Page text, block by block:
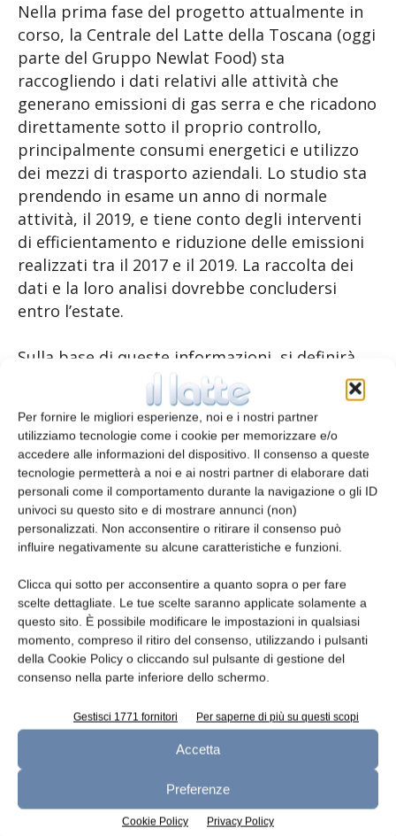
Per fornire le migliori esperienze, noi e i nostri partner
utilizziamo tecnologie come i cookie per memorizzare e/o
accedere alle informazioni del dispositivo. Il consenso a queste
tecnologie permetterà a noi e ai nostri partner di elaborare dati
personali come il comportamento durante la navigazione o gli ID
univoci su questo sito e di mostrare annunci (non)
personalizzati. Non acconsentire o ritirare il consenso può
influire negativamente su alcune caratteristiche e funzioni.
Clicca qui sotto per acconsentire a quanto sopra o per fare
scelte dettagliate. Le tue scelte saranno applicate solamente a
questo sito. È possibile modificare le impostazioni in qualsiasi
momento, compreso il ritiro del consenso, utilizzando i pulsanti
della Cookie Policy o cliccando sul pulsante di gestione del
consenso nella parte inferiore dello schermo.
Gestisci 1771 fornitori Per saperne di più su questi scopi
Accetta
Preferenze
Cookie Policy Privacy Policy
Nella prima fase del progetto attualmente in
corso, la Centrale del Latte della Toscana (oggi
parte del Gruppo Newlat Food) sta
raccogliendo i dati relativi alle attività che
generano emissioni di gas serra e che ricadono
direttamente sotto il proprio controllo,
principalmente consumi energetici e utilizzo
dei mezzi di trasporto aziendali. Lo studio sta
prendendo in esame un anno di normale
attività, il 2019, e tiene conto degli interventi
di efficientamento e riduzione delle emissioni
realizzati tra il 2017 e il 2019. La raccolta dei
dati e la loro analisi dovrebbe concludersi
entro l’estate.
Sulla base di queste informazioni, si definirà
una quantità standard delle emissioni di
CO2eq, necessaria per individuare le diverse
possibili strategie di riduzione delle emissioni
future e quantificarne i benefici ambientali.
TAGS centrale del latte della Toscana Newlat
Proposto nuovo disciplinare
per il Pecorino Siciliano
Aumento temporaneo del
contingente elvetico per
ARTICOLI CORRELATI ALTRO DALL'AUTORE